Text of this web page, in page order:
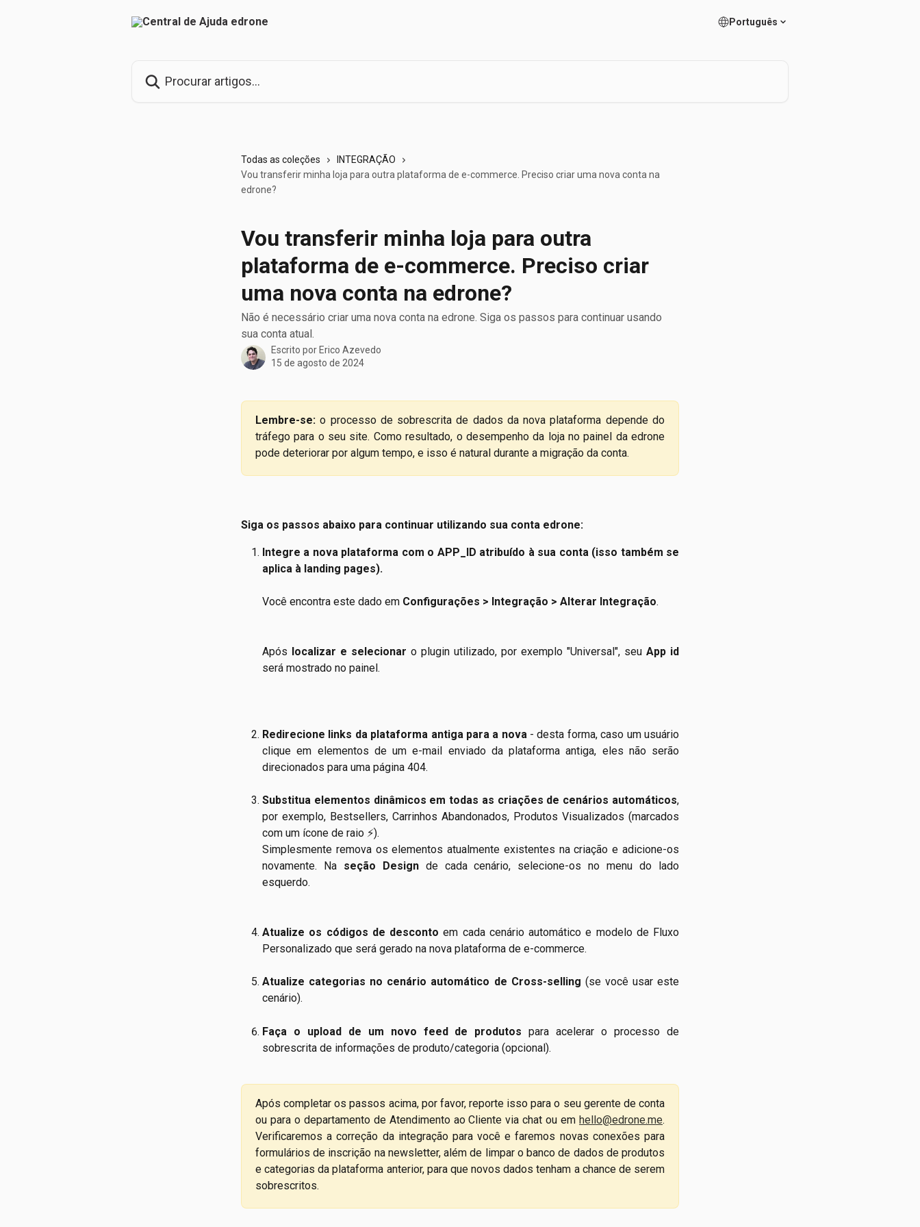
Português
Todas as coleções
INTEGRAÇÃO
Vou transferir minha loja para outra plataforma de e-commerce. Preciso criar uma nova conta na
edrone?
Vou transferir minha loja para outra
plataforma de e-commerce. Preciso criar
uma nova conta na edrone?
Não é necessário criar uma nova conta na edrone. Siga os passos para continuar usando
sua conta atual.
Escrito por Erico Azevedo
15 de agosto de 2024
Lembre-se: o processo de sobrescrita de dados da nova plataforma depende do
tráfego para o seu site. Como resultado, o desempenho da loja no painel da edrone
pode deteriorar por algum tempo, e isso é natural durante a migração da conta.
Siga os passos abaixo para continuar utilizando sua conta edrone:
Integre a nova plataforma com o APP_ID atribuído à sua conta (isso também se
aplica à landing pages).
Você encontra este dado em Configurações > Integração > Alterar Integração.
Após localizar e selecionar o plugin utilizado, por exemplo "Universal", seu App id
será mostrado no painel.
Redirecione links da plataforma antiga para a nova- desta forma, caso um usuário
clique em elementos de um e-mail enviado da plataforma antiga, eles não serão
direcionados para uma página 404.
Substitua elementos dinâmicos em todas as criações de cenários automáticos,
por exemplo, Bestsellers, Carrinhos Abandonados, Produtos Visualizados (marcados
com um ícone de raio ⚡).
Simplesmente remova os elementos atualmente existentes na criação e adicione-os
novamente. Na seção Design de cada cenário, selecione-os no menu do lado
esquerdo.
Atualize os códigos de descontoem cada cenário automático e modelo de Fluxo
Personalizado que será gerado na nova plataforma de e-commerce.
Atualize categorias no cenário automático de Cross-selling (se você usar este
cenário).
Faça o upload de um novo feed de produtospara acelerar o processo de
sobrescrita de informações de produto/categoria (opcional).
Após completar os passos acima, por favor, reporte isso para o seu gerente de conta
ou para o departamento de Atendimento ao Cliente via chat ou em hello@edrone.me.
Verificaremos a correção da integração para você e faremos novas conexões para
formulários de inscrição na newsletter, além de limpar o banco de dados de produtos
e categorias da plataforma anterior, para que novos dados tenham a chance de serem
sobrescritos.